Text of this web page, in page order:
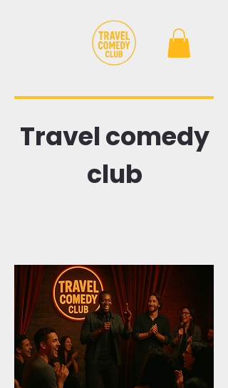
Travel comedy
club